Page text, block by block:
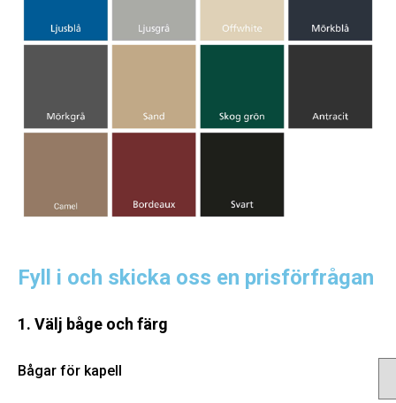
Fyll i och skicka oss en prisförfrågan
1. Välj båge och färg
Bågar för kapell